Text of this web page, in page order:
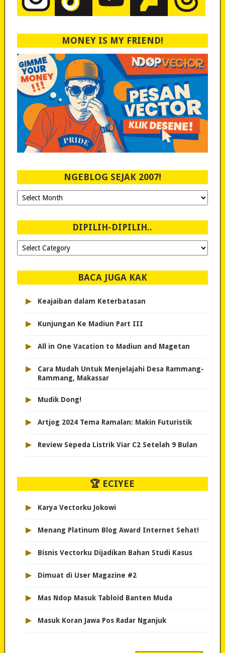
MONEY IS MY FRIEND!
NGEBLOG SEJAK 2007!
Ngeblog
Sejak
DIPILIH-DIPILIH..
Dipilih-
dipilih..
BACA JUGA KAK
▸ Keajaiban dalam Keterbatasan
▸ Kunjungan Ke Madiun Part III
▸ All in One Vacation to Madiun and Magetan
▸
Cara Mudah Untuk Menjelajahi Desa Rammang-
Rammang, Makassar
▸ Mudik Dong!
▸ Artjog 2024 Tema Ramalan: Makin Futuristik
▸ Review Sepeda Listrik Viar C2 Setelah 9 Bulan
🏆 ECIYEE
▸ Karya Vectorku Jokowi
▸ Menang Platinum Blog Award Internet Sehat!
▸ Bisnis Vectorku Dijadikan Bahan Studi Kasus
▸ Dimuat di User Magazine #2
▸ Mas Ndop Masuk Tabloid Banten Muda
▸ Masuk Koran Jawa Pos Radar Nganjuk